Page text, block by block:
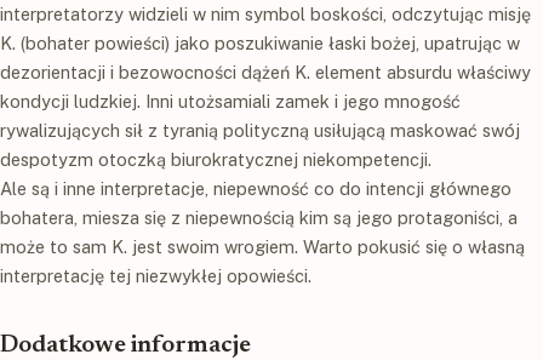
interpretatorzy widzieli w nim symbol boskości, odczytując misję
K. (bohater powieści) jako poszukiwanie łaski bożej, upatrując w
dezorientacji i bezowocności dążeń K. element absurdu właściwy
kondycji ludzkiej. Inni utożsamiali zamek i jego mnogość
rywalizujących sił z tyranią polityczną usiłującą maskować swój
despotyzm otoczką biurokratycznej niekompetencji.
Ale są i inne interpretacje, niepewność co do intencji głównego
bohatera, miesza się z niepewnością kim są jego protagoniści, a
może to sam K. jest swoim wrogiem. Warto pokusić się o własną
interpretację tej niezwykłej opowieści.
Dodatkowe informacje